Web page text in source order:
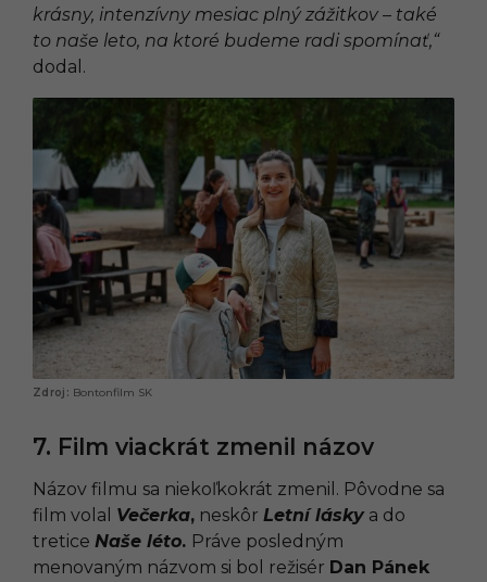
krásny, intenzívny mesiac plný zážitkov – také
to naše leto, na ktoré budeme radi spomínať,“
dodal.
Bontonfilm SK
7. Film viackrát zmenil názov
Názov filmu sa niekoľkokrát zmenil. Pôvodne sa
film volal Večerka, neskôr Letní láskya do
tretice Naše léto. Práve posledným
menovaným názvom si bol režisér Dan Pánek